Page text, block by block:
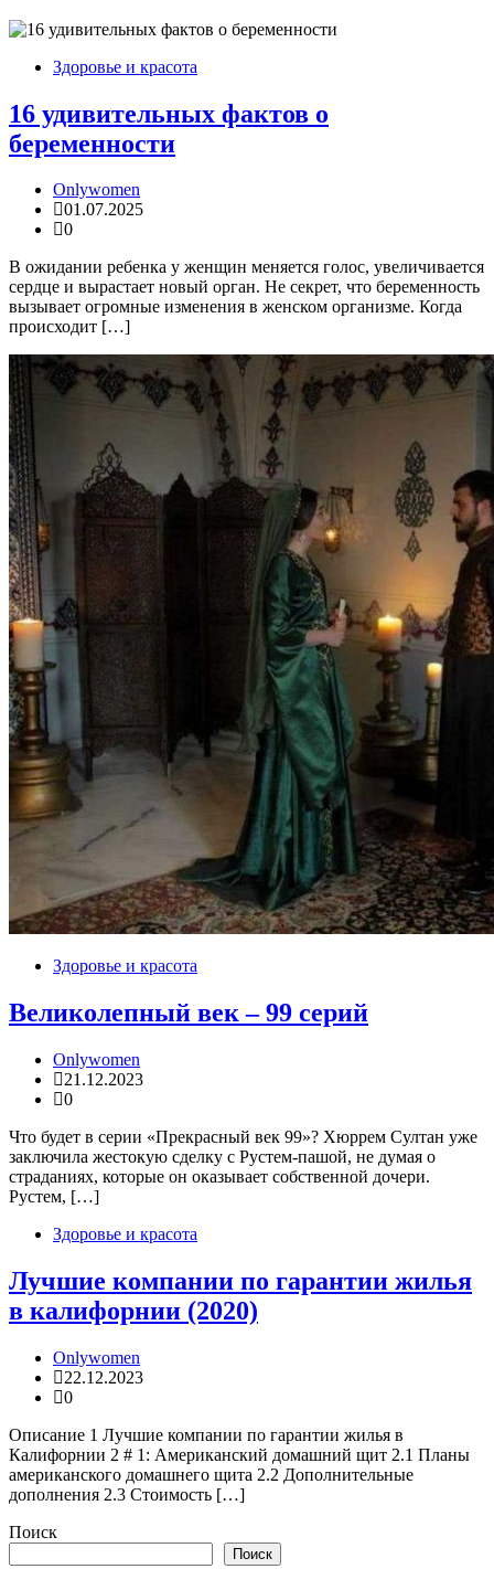
Здоровье и красота
16 удивительных фактов о
беременности
Onlywomen
01.07.2025
0
В ожидании ребенка у женщин меняется голос, увеличивается
сердце и вырастает новый орган. Не секрет, что беременность
вызывает огромные изменения в женском организме. Когда
происходит […]
Здоровье и красота
Великолепный век – 99 серий
Onlywomen
21.12.2023
0
Что будет в серии «Прекрасный век 99»? Хюррем Султан уже
заключила жестокую сделку с Рустем-пашой, не думая о
страданиях, которые он оказывает собственной дочери.
Рустем, […]
Здоровье и красота
Лучшие компании по гарантии жилья
в калифорнии (2020)
Onlywomen
22.12.2023
0
Описание 1 Лучшие компании по гарантии жилья в
Калифорнии 2 # 1: Американский домашний щит 2.1 Планы
американского домашнего щита 2.2 Дополнительные
дополнения 2.3 Стоимость […]
Поиск
Поиск